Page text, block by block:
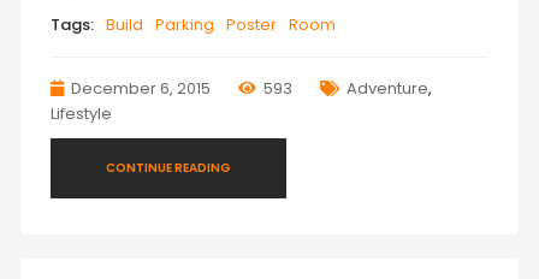
Tags: Build Parking Poster Room
December 6, 2015 593 Adventure,
Lifestyle
CONTINUE READING